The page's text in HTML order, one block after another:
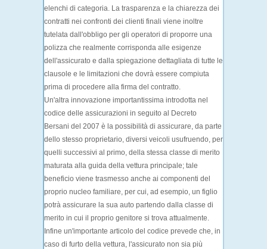
elenchi di categoria. La trasparenza e la chiarezza dei
contratti nei confronti dei clienti finali viene inoltre
tutelata dall'obbligo per gli operatori di proporre una
polizza che realmente corrisponda alle esigenze
dell'assicurato e dalla spiegazione dettagliata di tutte le
clausole e le limitazioni che dovrà essere compiuta
prima di procedere alla firma del contratto.
Un'altra innovazione importantissima introdotta nel
codice delle assicurazioni in seguito al Decreto
Bersani del 2007 è la possibilità di assicurare, da parte
dello stesso proprietario, diversi veicoli usufruendo, per
quelli successivi al primo, della stessa classe di merito
maturata alla guida della vettura principale; tale
beneficio viene trasmesso anche ai componenti del
proprio nucleo familiare, per cui, ad esempio, un figlio
potrà assicurare la sua auto partendo dalla classe di
merito in cui il proprio genitore si trova attualmente.
Infine un'importante articolo del codice prevede che, in
caso di furto della vettura, l'assicurato non sia più